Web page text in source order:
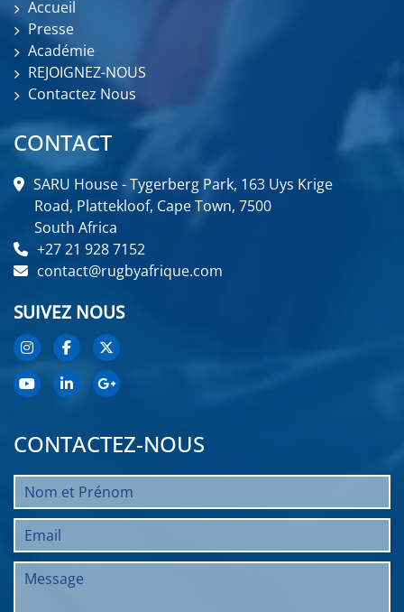
Accueil
Presse
Académie
REJOIGNEZ-NOUS
Contactez Nous
CONTACT
SARU House - Tygerberg Park, 163 Uys Krige
Road, Plattekloof, Cape Town, 7500
South Africa
+27 21 928 7152
contact@rugbyafrique.com
SUIVEZ NOUS
CONTACTEZ-NOUS